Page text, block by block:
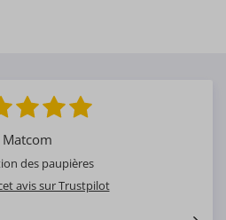
Matcom
des paupières
avis sur Trustpilot